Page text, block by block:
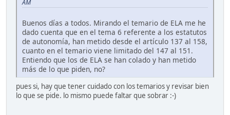
AM
Buenos días a todos. Mirando el temario de ELA me he
dado cuenta que en el tema 6 referente a los estatutos
de autonomía, han metido desde el artículo 137 al 158,
cuanto en el temario viene limitado del 147 al 151.
Entiendo que los de ELA se han colado y han metido
más de lo que piden, no?
pues si, hay que tener cuidado con los temarios y revisar bien
lo que se pide. lo mismo puede faltar que sobrar :-)